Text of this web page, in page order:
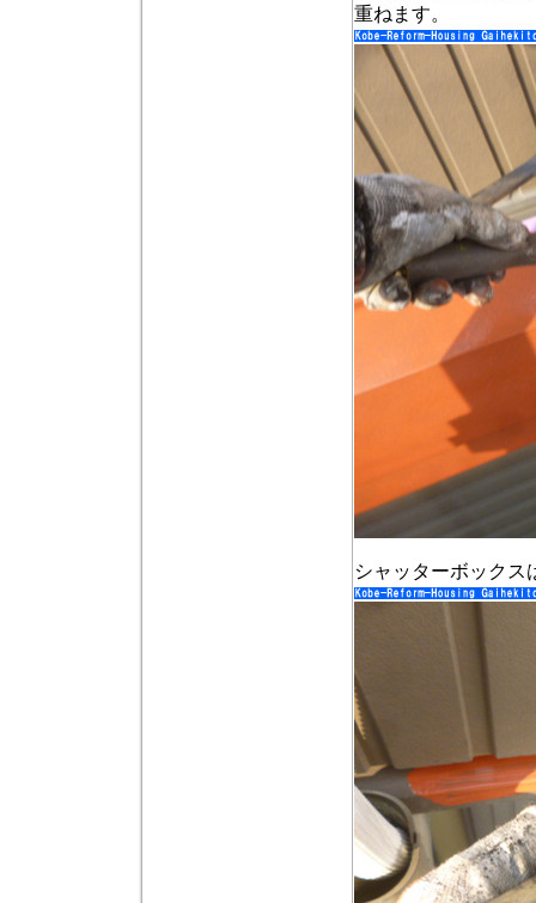
重ねます。
シャッターボックス